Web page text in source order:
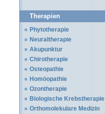
Therapien
Phytotherapie
Neuraltherapie
Akupunktur
Chirotherapie
Osteopathie
Homöopathie
Ozontherapie
Biologische Krebstherapie
Orthomolekulare Medizin